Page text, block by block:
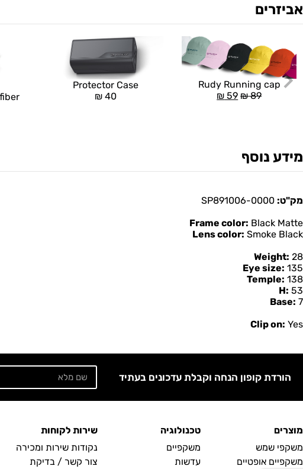
אביזרים
Rudy Running cap
₪89
₪ 59
Protector Case
₪ 40
מידע נוסף
מק"ט:
Frame color: Black Matte
Lens color: Smoke Black
Weight: 28
Eye size: 135
Temple: 138
H: 53
Base: 7
Clip on: Yes
הורדת קופון הנחה וקבלת עדכונים בעתיד
מוצרים
משקפי שמש
משקפיים אופטיים
טכנולוגיה
משקפיים
עדשות
שירות לקוחות
נקודות שירות ומכירה
צור קשר / בדיקת